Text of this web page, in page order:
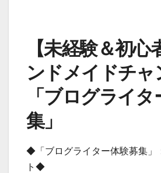
【未経験＆初
ンドメイドチャ
「ブログライ
集」
◆「ブログライター体験募集」
ト◆